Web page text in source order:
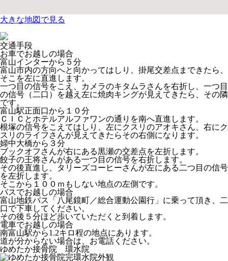
大きな地図で見る
交通手段
お車でお越しの場合
富山インターから５分
富山市内の方向へと向かってはしり、掛尾交差点まできたら、
そこを左に直進します。
一つ目の信号をこえ、
カメラのキタムラさんを右折し、一つ目
の信号（二口）を越え左に焼肉キングが見えてきたら、その隣
です。
富山駅正面口から１０分
ＣＩＣとホテルアルファワンの通りを南へ直進します。
根塚の信号をこえてはしり、左に クスリのアオキさん 、右に ク
スリのライフさんが見えてきたらその右側になります。
婦中大橋から３分
ブックオフさんが右にある黒瀬の交差点を左折します。
餃子の王将さんがある一つ目の信号を右折します。
その後直進し、
タリーズコーヒーさんが左にある二つ目の信号
を左折します。
そこから１００ｍもしない地点の左側です。
バスでお越しの場合
富山地鉄バス「 八尾鏡町／総合運動公園行 」に乗って頂き、
二
口で下車してください。
その後５分ほど歩いていただくと到着します。
電車でお越しの場合
南富山駅から1.2キロ程の地点にあります。
道が分からない場合は、お電話ください。
ゆめたか接骨院 環水院